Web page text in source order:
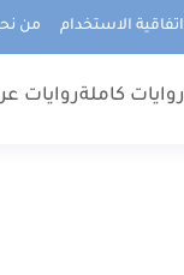
اتفاقية الاستخدام من
روايات كاملةروايات